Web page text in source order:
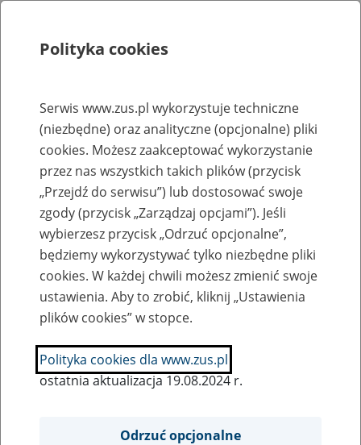
Rejestry, ewidencje i archiwa
Baza zlikwidowanych lub
przekształconych zakładów pracy
Nazwa zakładu pracy:
SZUKAJ
Polityka cookies
Serwis www.zus.pl wykorzystuje techniczne
(niezbędne) oraz analityczne (opcjonalne) pliki
cookies. Możesz zaakceptować wykorzystanie
przez nas wszystkich takich plików (przycisk
„Przejdź do serwisu”) lub dostosować swoje
zgody (przycisk „Zarządzaj opcjami”). Jeśli
wybierzesz przycisk „Odrzuć opcjonalne”,
będziemy wykorzystywać tylko niezbędne pliki
cookies. W każdej chwili możesz zmienić swoje
ustawienia. Aby to zrobić, kliknij „Ustawienia
plików cookies” w stopce.
Polityka cookies dla www.zus.pl
ostatnia aktualizacja 19.08.2024 r.
Odrzuć opcjonalne